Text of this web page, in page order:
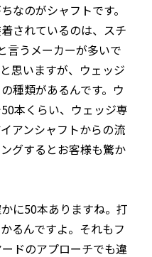
なのがシャフトです。
されているのは、スチ
言うメーカーが多いで
思いますが、ウェッジ
種類があるんです。ウ
本くらい、ウェッジ専
アンシャフトからの流
グするとお客様も驚か
に50本ありますね。打
るんですよ。それもフ
ドのアプローチでも違